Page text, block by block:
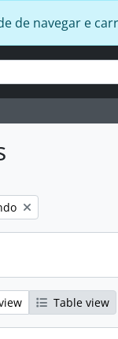
de navegar e
filter:
Table view